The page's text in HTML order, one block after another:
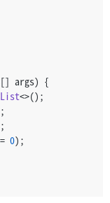
args) {
<>();
0);